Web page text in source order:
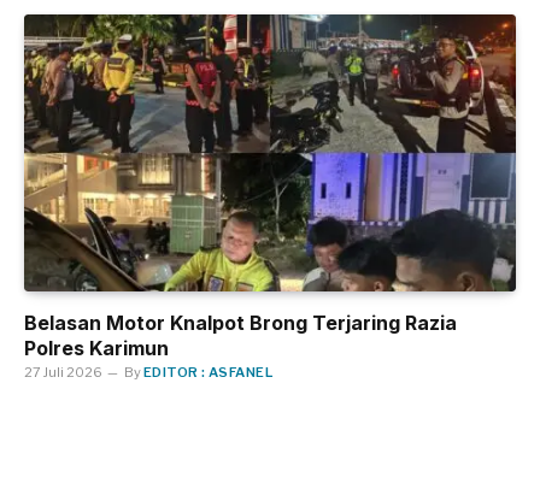
Belasan Motor Knalpot Brong Terjaring Razia
Polres Karimun
27 Juli 2026 ByEDITOR : ASFANEL